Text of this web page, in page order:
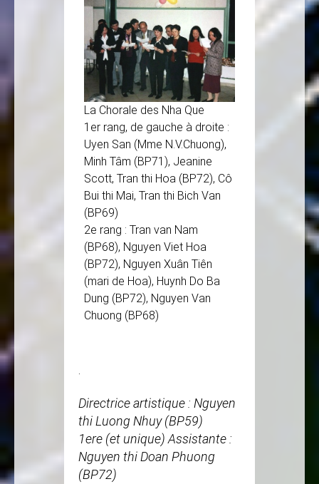
La Chorale des Nha Que
1er rang, de gauche à droite :
Uyen San (Mme N.V.Chuong),
Minh Tâm (BP71), Jeanine
Scott, Tran thi Hoa (BP72), Cô
Bui thi Mai, Tran thi Bich Van
(BP69)
2e rang : Tran van Nam
(BP68), Nguyen Viet Hoa
(BP72), Nguyen Xuân Tiên
(mari de Hoa), Huynh Do Ba
Dung (BP72), Nguyen Van
Chuong (BP68)
Directrice artistique : Nguyen
thi Luong Nhuy (BP59)
1ere (et unique) Assistante :
Nguyen thi Doan Phuong
(BP72)